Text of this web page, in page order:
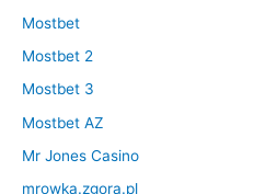
Mostbet
Mostbet 2
Mostbet 3
Mostbet AZ
Mr Jones Casino
mrowka.zgora.pl